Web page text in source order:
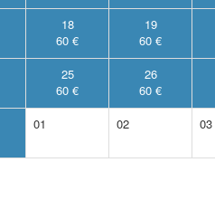
18
60 €
19
60 €
25
60 €
26
60 €
01 02 03